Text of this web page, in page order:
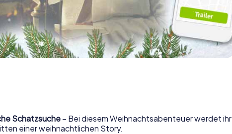
Schatzsuche – Bei diesem Weihnachtsabenteuer werdet ihr
einer weihnachtlichen Story.